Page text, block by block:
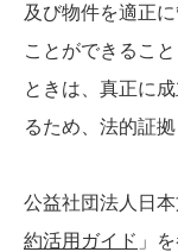
及び物件を適正
ことができるこ
ときは、真正に
るため、法的証
公益社団法人日
約活用ガイド 」